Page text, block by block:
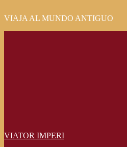
VIAJA AL MUNDO ANTIGUO
VIATOR IMPERI